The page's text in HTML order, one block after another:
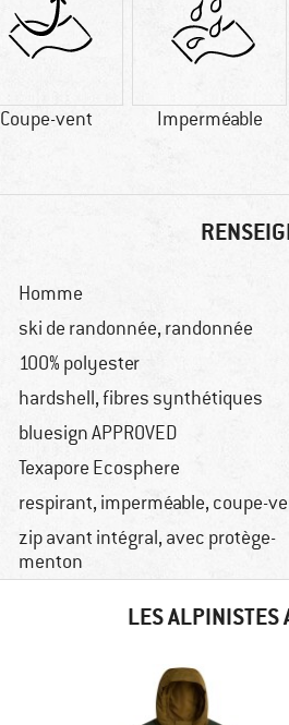
Coupe-vent Imperméable
Homme
ski de randonnée, randonnée
100% polyester
hardshell, fibres synthétiques
bluesign APPROVED
Texapore Ecosphere
respirant, imperméable, coupe-
zip avant intégral, avec protège-
menton
LES ALPINISTES